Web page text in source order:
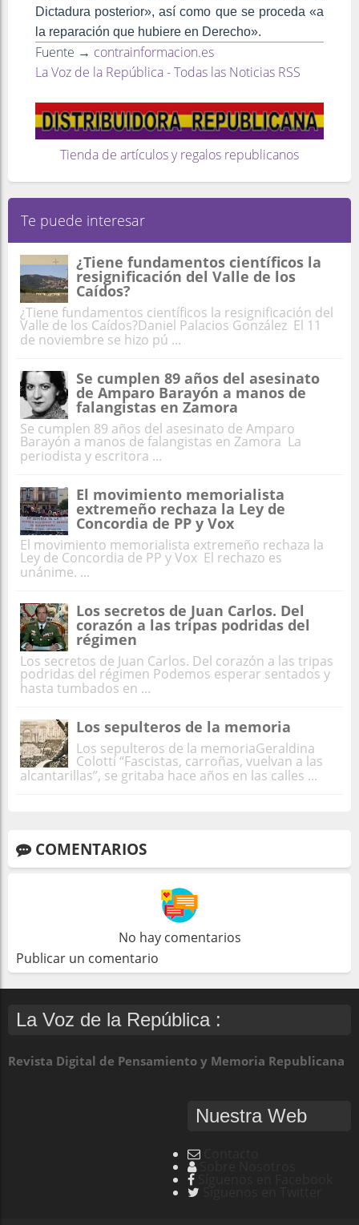
Dictadura posterior», así como que se proceda «a
la reparación que hubiere en Derecho».
Fuente → contrainformacion.es
La Voz de la República - Todas las Noticias RSS
Tienda de artículos y regalos republicanos
Te puede interesar
¿Tiene fundamentos científicos la
resignificación del Valle de los
Caídos?
¿Tiene fundamentos científicos la resignificación del
Valle de los Caídos?Daniel Palacios González El 11
de noviembre se hizo pú ...
Se cumplen 89 años del asesinato
de Amparo Barayón a manos de
falangistas en Zamora
Se cumplen 89 años del asesinato de Amparo
Barayón a manos de falangistas en Zamora La
periodista y escritora ...
El movimiento memorialista
extremeño rechaza la Ley de
Concordia de PP y Vox
El movimiento memorialista extremeño rechaza la
Ley de Concordia de PP y Vox El rechazo es
unánime. ...
Los secretos de Juan Carlos. Del
corazón a las tripas podridas del
régimen
Los secretos de Juan Carlos. Del corazón a las tripas
podridas del régimen Podemos esperar sentados y
hasta tumbados en ...
Los sepulteros de la memoria
Los sepulteros de la memoriaGeraldina
Colotti “Fascistas, carroñas, vuelvan a las
alcantarillas”, se gritaba hace años en las calles ...
COMENTARIOS
No hay comentarios
Publicar un comentario
La Voz de la República :
Revista Digital de Pensamiento y Memoria Republicana
Nuestra Web